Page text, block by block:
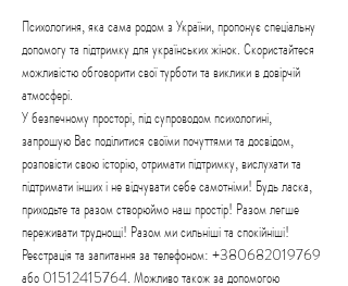
Психологиня, яка сама родом з України, пропонує спеціальну
допомогу та підтримку для українських жінок. Скористайтеся
можливістю обговорити свої турботи та виклики в довірчій
атмосфері.
У безпечному просторі, під супроводом психологині,
запрошую Вас поділитися своїми почуттями та досвідом,
розповісти свою історію, отримати підтримку, вислухати та
підтримати інших і не відчувати себе самотніми! Будь ласка,
приходьте та разом створюймо наш простір! Разом легше
переживати труднощі! Разом ми сильніші та спокійніші!
Реєстрація та запитання за телефоном: +380682019769
або 01512415764. Можливо також за допомогою